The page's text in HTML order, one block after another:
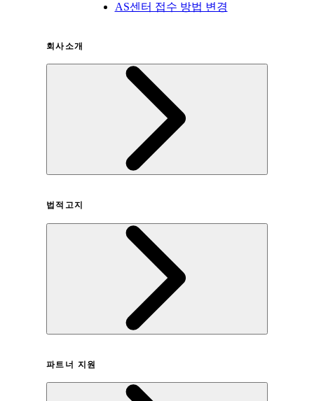
AS센터 접수 방법 변경
회사소개
법적고지
개인정보취급방침
파트너 지원